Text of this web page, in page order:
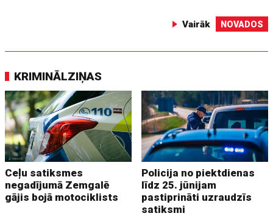
Vairāk NOVADOS
KRIMINĀLZIŅAS
Ceļu satiksmes
negadījumā Zemgalē
gājis bojā motociklists
Policija no piektdienas
līdz 25. jūnijam
pastiprināti uzraudzīs
satiksmi